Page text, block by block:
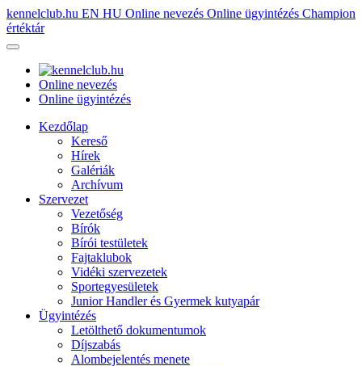
kennelclub.hu EN HU Online nevezés Online ügyintézés Champion
értéktár
Online nevezés
Online ügyintézés
Kezdőlap
Kereső
Hírek
Galériák
Archívum
Szervezet
Vezetőség
Bírók
Bírói testületek
Fajtaklubok
Vidéki szervezetek
Sportegyesületek
Junior Handler és Gyermek kutyapár
Ügyintézés
Letölthető dokumentumok
Díjszabás
Alombejelentés menete